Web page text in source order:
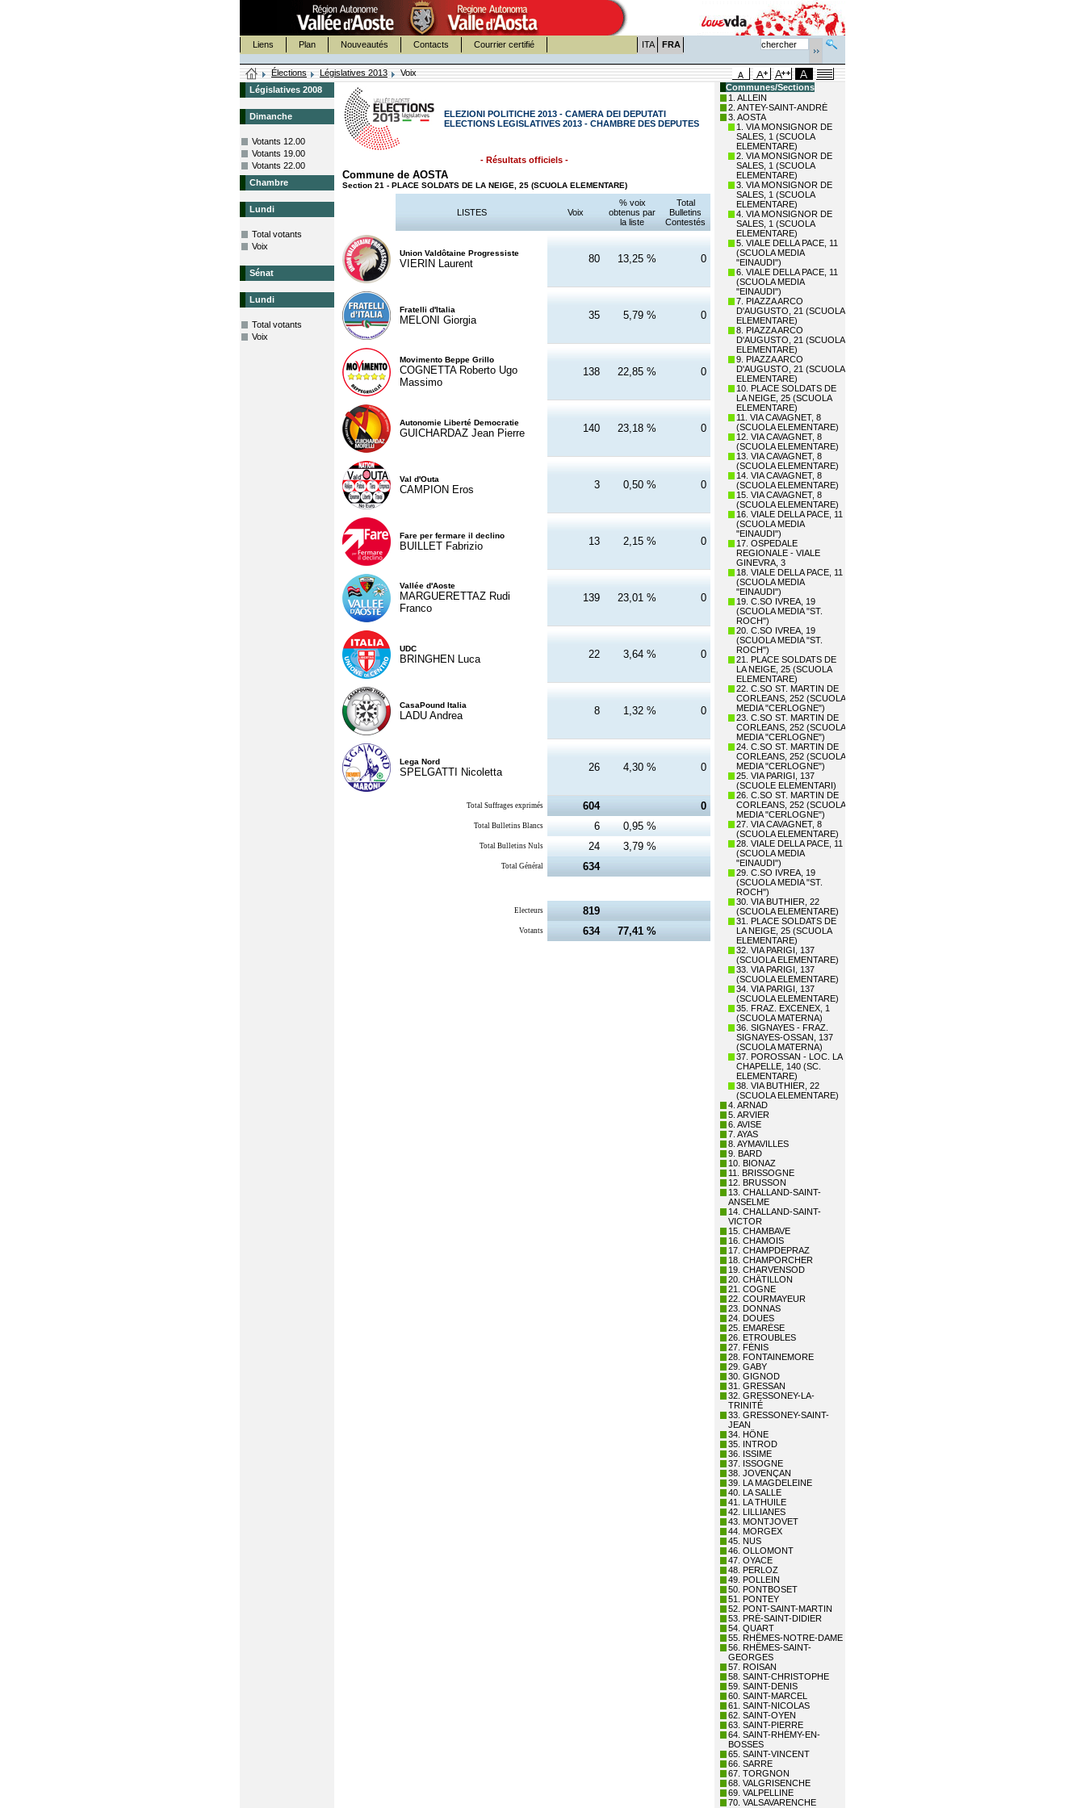
Liens Plan Nouveautés Contacts Courrier certifié ITA FRA
Élections Législatives 2013
Voix
Législatives 2008
Dimanche
Votants 12.00
Votants 19.00
Votants 22.00
Chambre
Lundi
Total votants
Voix
Sénat
Lundi
Total votants
Voix
ELEZIONI POLITICHE 2013 - CAMERA DEI DEPUTATI
ELECTIONS LEGISLATIVES 2013 - CHAMBRE DES DEPUTES
- Résultats officiels -
Commune de AOSTA
Section 21 - PLACE SOLDATS DE LA NEIGE, 25 (SCUOLA ELEMENTARE)
LISTES Voix
% voix
obtenus par
la liste
Total
Bulletins
Contestés
Union Valdôtaine Progressiste
VIERIN Laurent 80 13,25 % 0
Fratelli d'Italia
MELONI Giorgia 35 5,79 % 0
Movimento Beppe Grillo
COGNETTA Roberto Ugo
Massimo
138 22,85 % 0
Autonomie Liberté Democratie
GUICHARDAZ Jean Pierre 140 23,18 % 0
Val d'Outa
CAMPION Eros 3 0,50 % 0
Fare per fermare il declino
BUILLET Fabrizio 13 2,15 % 0
Vallée d'Aoste
MARGUERETTAZ Rudi
Franco
139 23,01 % 0
UDC
BRINGHEN Luca 22 3,64 % 0
CasaPound Italia
LADU Andrea 8 1,32 % 0
Lega Nord
SPELGATTI Nicoletta 26 4,30 % 0
Total Suffrages exprimés 604 0
Total Bulletins Blancs 6 0,95 %
Total Bulletins Nuls 24 3,79 %
Total Général 634
Electeurs 819
Votants 634 77,41 %
Communes/Sections
1. ALLEIN
2. ANTEY-SAINT-ANDRÉ
3. AOSTA
1. VIA MONSIGNOR DE
SALES, 1 (SCUOLA
ELEMENTARE)
2. VIA MONSIGNOR DE
SALES, 1 (SCUOLA
ELEMENTARE)
3. VIA MONSIGNOR DE
SALES, 1 (SCUOLA
ELEMENTARE)
4. VIA MONSIGNOR DE
SALES, 1 (SCUOLA
ELEMENTARE)
5. VIALE DELLA PACE, 11
(SCUOLA MEDIA
"EINAUDI")
6. VIALE DELLA PACE, 11
(SCUOLA MEDIA
"EINAUDI")
7. PIAZZA ARCO
D'AUGUSTO, 21 (SCUOLA
ELEMENTARE)
8. PIAZZA ARCO
D'AUGUSTO, 21 (SCUOLA
ELEMENTARE)
9. PIAZZA ARCO
D'AUGUSTO, 21 (SCUOLA
ELEMENTARE)
10. PLACE SOLDATS DE
LA NEIGE, 25 (SCUOLA
ELEMENTARE)
11. VIA CAVAGNET, 8
(SCUOLA ELEMENTARE)
12. VIA CAVAGNET, 8
(SCUOLA ELEMENTARE)
13. VIA CAVAGNET, 8
(SCUOLA ELEMENTARE)
14. VIA CAVAGNET, 8
(SCUOLA ELEMENTARE)
15. VIA CAVAGNET, 8
(SCUOLA ELEMENTARE)
16. VIALE DELLA PACE, 11
(SCUOLA MEDIA
"EINAUDI")
17. OSPEDALE
REGIONALE - VIALE
GINEVRA, 3
18. VIALE DELLA PACE, 11
(SCUOLA MEDIA
"EINAUDI")
19. C.SO IVREA, 19
(SCUOLA MEDIA "ST.
ROCH")
20. C.SO IVREA, 19
(SCUOLA MEDIA "ST.
ROCH")
21. PLACE SOLDATS DE
LA NEIGE, 25 (SCUOLA
ELEMENTARE)
22. C.SO ST. MARTIN DE
CORLEANS, 252 (SCUOLA
MEDIA "CERLOGNE")
23. C.SO ST. MARTIN DE
CORLEANS, 252 (SCUOLA
MEDIA "CERLOGNE")
24. C.SO ST. MARTIN DE
CORLEANS, 252 (SCUOLA
MEDIA "CERLOGNE")
25. VIA PARIGI, 137
(SCUOLE ELEMENTARI)
26. C.SO ST. MARTIN DE
CORLEANS, 252 (SCUOLA
MEDIA "CERLOGNE")
27. VIA CAVAGNET, 8
(SCUOLA ELEMENTARE)
28. VIALE DELLA PACE, 11
(SCUOLA MEDIA
"EINAUDI")
29. C.SO IVREA, 19
(SCUOLA MEDIA "ST.
ROCH")
30. VIA BUTHIER, 22
(SCUOLA ELEMENTARE)
31. PLACE SOLDATS DE
LA NEIGE, 25 (SCUOLA
ELEMENTARE)
32. VIA PARIGI, 137
(SCUOLA ELEMENTARE)
33. VIA PARIGI, 137
(SCUOLA ELEMENTARE)
34. VIA PARIGI, 137
(SCUOLA ELEMENTARE)
35. FRAZ. EXCENEX, 1
(SCUOLA MATERNA)
36. SIGNAYES - FRAZ.
SIGNAYES-OSSAN, 137
(SCUOLA MATERNA)
37. POROSSAN - LOC. LA
CHAPELLE, 140 (SC.
ELEMENTARE)
38. VIA BUTHIER, 22
(SCUOLA ELEMENTARE)
4. ARNAD
5. ARVIER
6. AVISE
7. AYAS
8. AYMAVILLES
9. BARD
10. BIONAZ
11. BRISSOGNE
12. BRUSSON
13. CHALLAND-SAINT-
ANSELME
14. CHALLAND-SAINT-
VICTOR
15. CHAMBAVE
16. CHAMOIS
17. CHAMPDEPRAZ
18. CHAMPORCHER
19. CHARVENSOD
20. CHÂTILLON
21. COGNE
22. COURMAYEUR
23. DONNAS
24. DOUES
25. EMARÈSE
26. ETROUBLES
27. FÉNIS
28. FONTAINEMORE
29. GABY
30. GIGNOD
31. GRESSAN
32. GRESSONEY-LA-
TRINITÉ
33. GRESSONEY-SAINT-
JEAN
34. HÔNE
35. INTROD
36. ISSIME
37. ISSOGNE
38. JOVENÇAN
39. LA MAGDELEINE
40. LA SALLE
41. LA THUILE
42. LILLIANES
43. MONTJOVET
44. MORGEX
45. NUS
46. OLLOMONT
47. OYACE
48. PERLOZ
49. POLLEIN
50. PONTBOSET
51. PONTEY
52. PONT-SAINT-MARTIN
53. PRÉ-SAINT-DIDIER
54. QUART
55. RHÊMES-NOTRE-DAME
56. RHÊMES-SAINT-
GEORGES
57. ROISAN
58. SAINT-CHRISTOPHE
59. SAINT-DENIS
60. SAINT-MARCEL
61. SAINT-NICOLAS
62. SAINT-OYEN
63. SAINT-PIERRE
64. SAINT-RHÉMY-EN-
BOSSES
65. SAINT-VINCENT
66. SARRE
67. TORGNON
68. VALGRISENCHE
69. VALPELLINE
70. VALSAVARENCHE